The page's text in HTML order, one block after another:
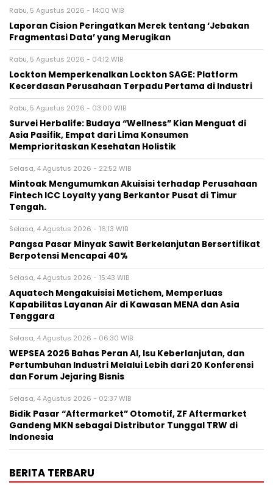
Rabu, 5 Agustus 2026 - 14:00 WIB
Laporan Cision Peringatkan Merek tentang ‘Jebakan
Fragmentasi Data’ yang Merugikan
Rabu, 5 Agustus 2026 - 04:12 WIB
Lockton Memperkenalkan Lockton SAGE: Platform
Kecerdasan Perusahaan Terpadu Pertama di Industri
Rabu, 5 Agustus 2026 - 03:00 WIB
Survei Herbalife: Budaya “Wellness” Kian Menguat di
Asia Pasifik, Empat dari Lima Konsumen
Memprioritaskan Kesehatan Holistik
Selasa, 4 Agustus 2026 - 22:52 WIB
Mintoak Mengumumkan Akuisisi terhadap Perusahaan
Fintech ICC Loyalty yang Berkantor Pusat di Timur
Tengah.
Selasa, 4 Agustus 2026 - 16:13 WIB
Pangsa Pasar Minyak Sawit Berkelanjutan Bersertifikat
Berpotensi Mencapai 40%
Selasa, 4 Agustus 2026 - 15:43 WIB
Aquatech Mengakuisisi Metichem, Memperluas
Kapabilitas Layanan Air di Kawasan MENA dan Asia
Tenggara
Selasa, 4 Agustus 2026 - 06:30 WIB
WEPSEA 2026 Bahas Peran AI, Isu Keberlanjutan, dan
Pertumbuhan Industri Melalui Lebih dari 20 Konferensi
dan Forum Jejaring Bisnis
Selasa, 4 Agustus 2026 - 02:37 WIB
Bidik Pasar “Aftermarket” Otomotif, ZF Aftermarket
Gandeng MKN sebagai Distributor Tunggal TRW di
Indonesia
BERITA TERBARU